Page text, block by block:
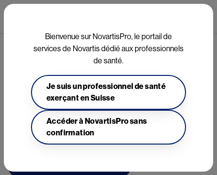
Aller au contenu principal
Nouveau contenu bientôt
disponible
De nouveaux contenus sont en cours d'élaboration et seront
bientôt disponibles.
Bienvenue sur NovartisPro, le portail de
services de Novartis dédié aux professionnels
de santé.
Je suis un professionnel de santé
exerçant en Suisse
Accéder à NovartisPro sans
confirmation